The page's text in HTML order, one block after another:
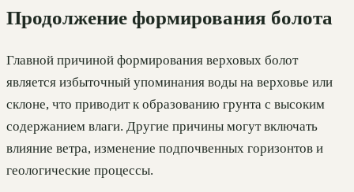
Продолжение формирования болота
Главной причиной формирования верховых болот
является избыточный упоминания воды на верховье или
склоне, что приводит к образованию грунта с высоким
содержанием влаги. Другие причины могут включать
влияние ветра, изменение подпочвенных горизонтов и
геологические процессы.